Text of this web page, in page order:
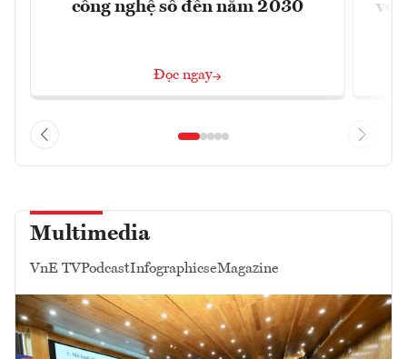
công nghệ số đến năm 2030
Đọc ngay
với
Multimedia
VnE TVPodcastInfographicseMagazine